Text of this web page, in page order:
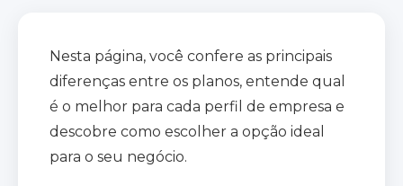
Nesta página, você confere as principais
diferenças entre os planos, entende qual
é o melhor para cada perfil de empresa e
descobre como escolher a opção ideal
para o seu negócio.